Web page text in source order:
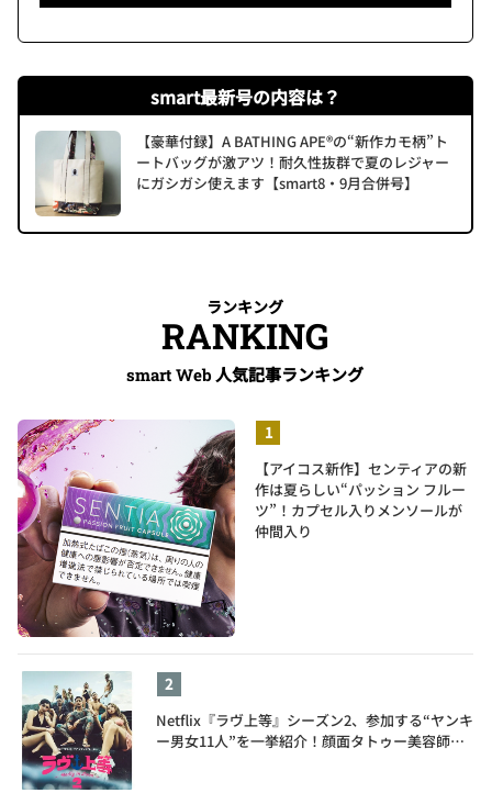
smart最新号の内容は？
【豪華付録】A BATHING APE®の“新作カモ柄”ト
ートバッグが激アツ！耐久性抜群で夏のレジャー
にガシガシ使えます【smart8・9月合併号】
ランキング
RANKING
smart Web 人気記事ランキング
【アイコス新作】センティアの新
作は夏らしい“パッション フルー
ツ”！カプセル入りメンソールが
仲間入り
Netflix『ラヴ上等』シーズン2、参加する“ヤンキ
ー男女11人”を一挙紹介！顔面タトゥー美容師、